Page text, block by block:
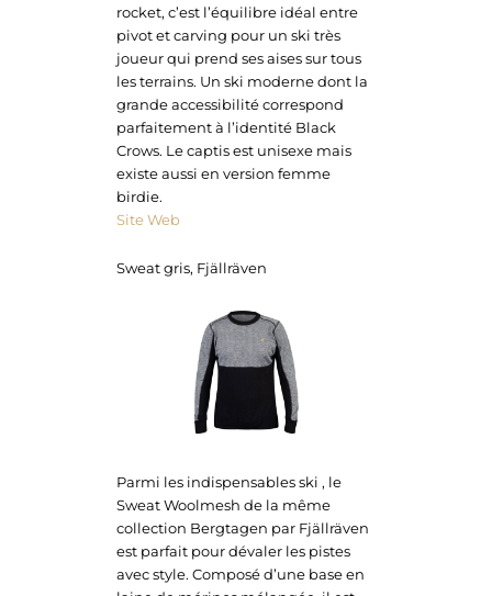
rocket, c’est l’équilibre idéal entre
pivot et carving pour un ski très
joueur qui prend ses aises sur tous
les terrains. Un ski moderne dont la
grande accessibilité correspond
parfaitement à l’identité Black
Crows. Le captis est unisexe mais
existe aussi en version femme
birdie.
Site Web
Sweat gris, Fjällräven
Parmi les indispensables ski , le
Sweat Woolmesh de la même
collection Bergtagen par Fjällräven
est parfait pour dévaler les pistes
avec style. Composé d’une base en